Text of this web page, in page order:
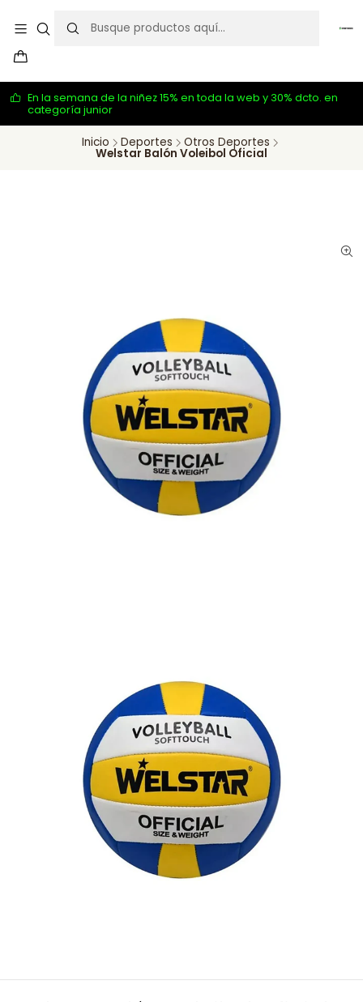
En la semana de la niñez 15% en toda la web y 30% dcto. en
categoría junior
Inicio Deportes Otros Deportes
Welstar Balón Voleibol Oficial